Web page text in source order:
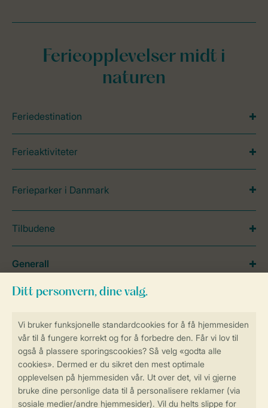
Sikker og rask online booking
Sikker datahåndtering
Ferieopplevelser midt i
naturen
Feriedestination
Ferieaktiviteter
Ferieparker i Danmark
Tilbudene
Generall
Service
Betalingsmuligheder